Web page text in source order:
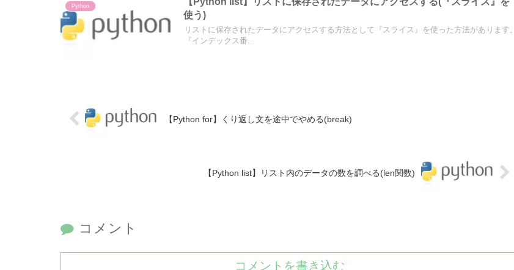
Python
使う)
リストに保存されたデータにアクセスする方法として『スライス』を使った方法があります。
『インデックス番...
【Python for】くり返し文を途中でやめる(break)
【Python list】リスト内のデータの数を調べる(len関数)
コメント
コメントを書き込む